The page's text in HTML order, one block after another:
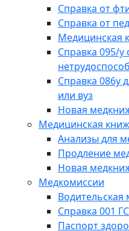
Справка от
Справка от
Медицинская
Справка 095/
Справка 086у
или вуз
Новая
Медицинская
Анализы для
Продление
Новая
Медкомиссии
Водительская
Справка 001
Паспорт